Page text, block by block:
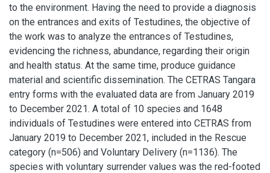
to the environment. Having the need to provide a diagnosis
on the entrances and exits of Testudines, the objective of
the work was to analyze the entrances of Testudines,
evidencing the richness, abundance, regarding their origin
and health status. At the same time, produce guidance
material and scientific dissemination. The CETRAS Tangara
entry forms with the evaluated data are from January 2019
to December 2021. A total of 10 species and 1648
individuals of Testudines were entered into CETRAS from
January 2019 to December 2021, included in the Rescue
category (n=506) and Voluntary Delivery (n=1136). The
species with voluntary surrender values was the red-footed